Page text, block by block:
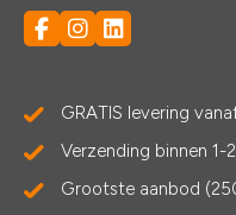
GRATIS levering
Verzending binnen 1-
Grootste aanbod